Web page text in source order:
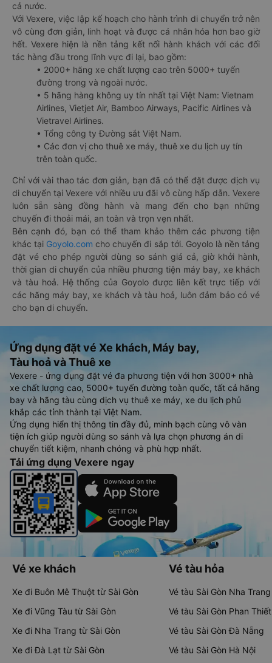
cả nước.
Với Vexere, việc lập kế hoạch cho hành trình di chuyển trở nên
vô cùng đơn giản, linh hoạt và được cá nhân hóa hơn bao giờ
hết. Vexere hiện là nền tảng kết nối hành khách với các đối
tác hàng đầu trong lĩnh vực đi lại, bao gồm:
• 2000+ hãng xe chất lượng cao trên 5000+ tuyến
đường trong và ngoài nước.
• 5 hãng hàng không uy tín nhất tại Việt Nam: Vietnam
Airlines, Vietjet Air, Bamboo Airways, Pacific Airlines và
Vietravel Airlines.
• Tổng công ty Đường sắt Việt Nam.
• Các đơn vị cho thuê xe máy, thuê xe du lịch uy tín
trên toàn quốc.
Chỉ với vài thao tác đơn giản, bạn đã có thể đặt được dịch vụ
di chuyển tại Vexere với nhiều ưu đãi vô cùng hấp dẫn. Vexere
luôn sẵn sàng đồng hành và mang đến cho bạn những
chuyến đi thoải mái, an toàn và trọn vẹn nhất.
Bên cạnh đó, bạn có thể tham khảo thêm các phương tiện
khác tại Goyolo.com cho chuyến đi sắp tới. Goyolo là nền tảng
đặt vé cho phép người dùng so sánh giá cả, giờ khởi hành,
thời gian di chuyển của nhiều phương tiện máy bay, xe khách
và tàu hoả. Hệ thống của Goyolo được liên kết trực tiếp với
các hãng máy bay, xe khách và tàu hoả, luôn đảm bảo có vé
cho bạn di chuyển.
Ứng dụng đặt vé Xe khách, Máy bay,
Tàu hoả và Thuê xe
Vexere - ứng dụng đặt vé đa phương tiện với hơn 3000+ nhà
xe chất lượng cao, 5000+ tuyến đường toàn quốc, tất cả hãng
bay và hãng tàu cùng dịch vụ thuê xe máy, xe du lịch phủ
khắp các tỉnh thành tại Việt Nam.
Ứng dụng hiển thị thông tin đầy đủ, minh bạch cùng vô vàn
tiện ích giúp người dùng so sánh và lựa chọn phương án di
chuyển tiết kiệm, nhanh chóng và phù hợp nhất.
Tải ứng dụng Vexere ngay
Vé xe khách
Xe đi Buôn Mê Thuột từ Sài Gòn
Xe đi Vũng Tàu từ Sài Gòn
Xe đi Nha Trang từ Sài Gòn
Xe đi Đà Lạt từ Sài Gòn
Vé tàu hỏa
Vé tàu Sài Gòn Nha Trang
Vé tàu Sài Gòn Phan Thiết
Vé tàu Sài Gòn Đà Nẵng
Vé tàu Sài Gòn Hà Nội